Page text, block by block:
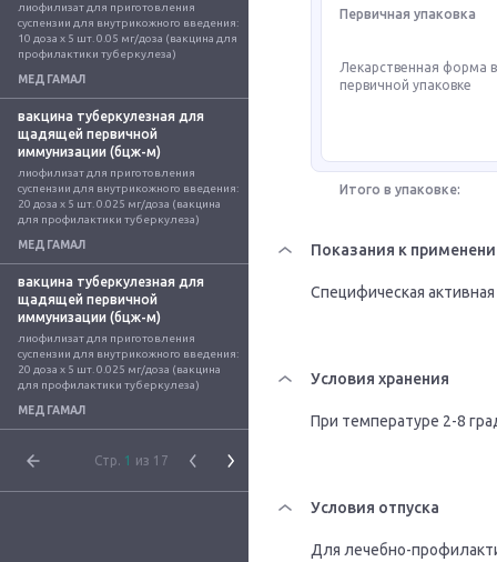
лиофилизат для приготовления
суспензии для внутрикожного введения:
10 доза x 5 шт. 0.05 мг/доза (вакцина для
профилактики туберкулеза)
МЕДГАМАЛ
вакцина туберкулезная для
щадящей первичной
иммунизации (бцж-м)
лиофилизат для приготовления
суспензии для внутрикожного введения:
20 доза x 5 шт. 0.025 мг/доза (вакцина
для профилактики туберкулеза)
МЕДГАМАЛ
вакцина туберкулезная для
щадящей первичной
иммунизации (бцж-м)
лиофилизат для приготовления
суспензии для внутрикожного введения:
20 доза x 5 шт. 0.025 мг/доза (вакцина
для профилактики туберкулеза)
МЕДГАМАЛ
Стр. 1 из 17
Первичная упаковка
Лекарственная форма
первичной упаковке
Итого в упаковке:
Показания к
Специфическая
Условия хранения
При температуре 2-8
Условия отпуска
Для лечебно-